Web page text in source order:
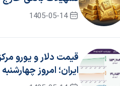
1405-05-14
قیمت دلار و یورو